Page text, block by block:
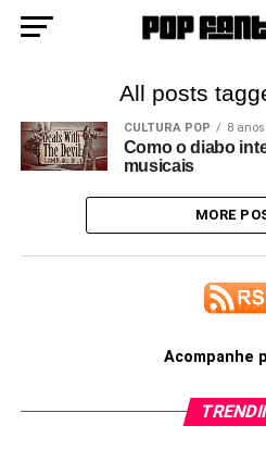
All posts
CULTURA POP 8
Como o diabo
musicais
MORE
Acompanhe